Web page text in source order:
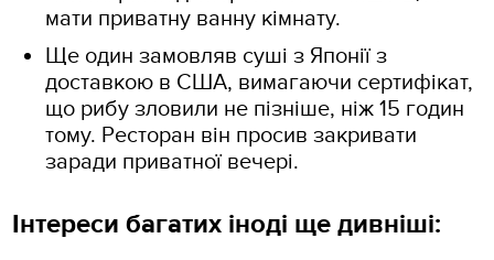
мати приватну ванну кімнату.
Ще один замовляв суші з Японії з
доставкою в США, вимагаючи сертифікат,
що рибу зловили не пізніше, ніж 15 годин
тому. Ресторан він просив закривати
заради приватної вечері.
Інтереси багатих іноді ще дивніші: